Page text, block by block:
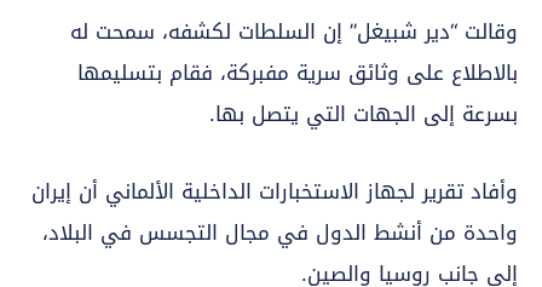
وقالت “دير شبيغل” إن السلطات لكشفه، سمحت له
بالاطلاع على وثائق سرية مفبركة، فقام بتسليمها
بسرعة إلى الجهات التي يتصل بها.
وأفاد تقرير لجهاز الاستخبارات الداخلية الألماني أن إيران
واحدة من أنشط الدول في مجال التجسس في البلاد،
إلى جانب روسيا والصين.